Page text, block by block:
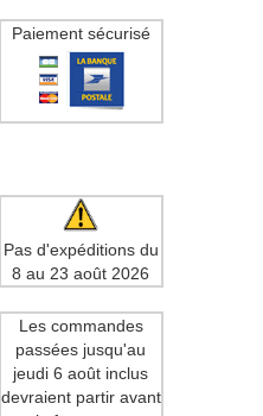
Paiement sécurisé
Pas d'expéditions du
8 au 23 août 2026
Les commandes
passées jusqu'au
jeudi 6 août inclus
devraient partir avant